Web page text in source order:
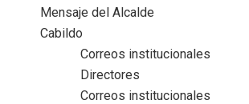
Mensaje del Alcalde
Cabildo
Correos institucionales
Directores
Correos institucionales